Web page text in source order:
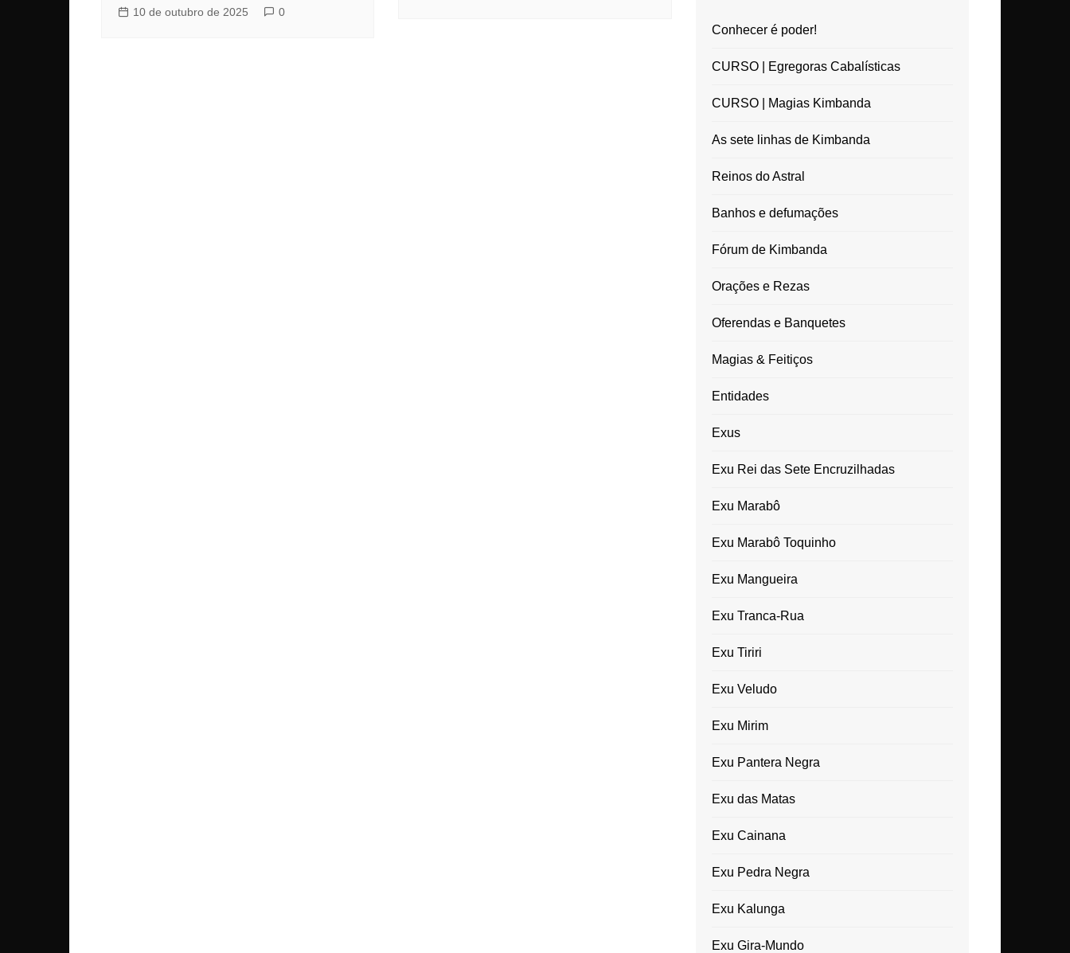
10 de outubro de 2025
0
Conhecer é poder!
CURSO | Egregoras Cabalísticas
CURSO | Magias Kimbanda
As sete linhas de Kimbanda
Reinos do Astral
Banhos e defumações
Fórum de Kimbanda
Orações e Rezas
Oferendas e Banquetes
Magias & Feitiços
Entidades
Exus
Exu Rei das Sete Encruzilhadas
Exu Marabô
Exu Marabô Toquinho
Exu Mangueira
Exu Tranca-Rua
Exu Tiriri
Exu Veludo
Exu Mirim
Exu Pantera Negra
Exu das Matas
Exu Cainana
Exu Pedra Negra
Exu Kalunga
Exu Gira-Mundo